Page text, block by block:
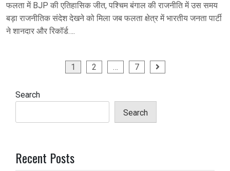
फलता में BJP की एतिहासिक जीत, पश्चिम बंगाल की राजनीति में उस समय
बड़ा राजनीतिक संदेश देखने को मिला जब फलता क्षेत्र में भारतीय जनता पार्टी
ने शानदार और रिकॉर्ड….
1 2 … 7
Search
Search
Recent Posts